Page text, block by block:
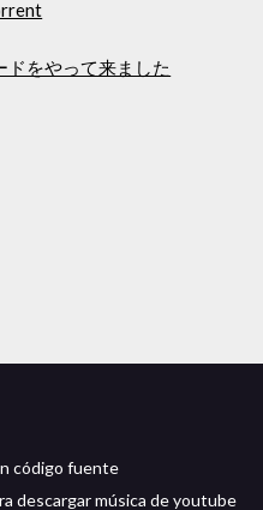
ドをやって来ました
código fuente
descargar música de youtube